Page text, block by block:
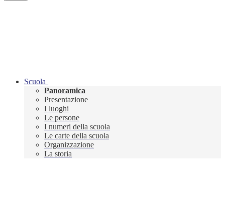
Scuola
Panoramica
Presentazione
I luoghi
Le persone
I numeri della scuola
Le carte della scuola
Organizzazione
La storia